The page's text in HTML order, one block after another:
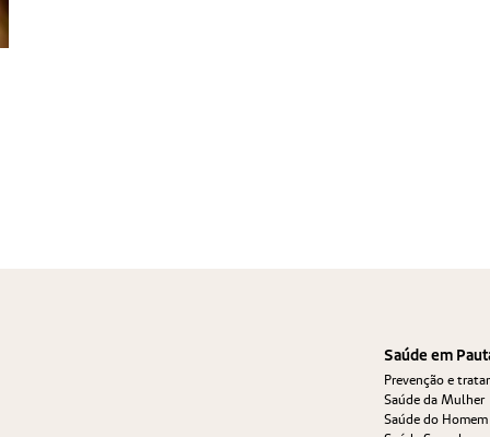
Saúde em
Prevenção e
Saúde da Mulher
Saúde do Homem